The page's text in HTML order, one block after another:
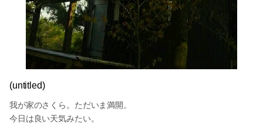
(untitled)
我が家のさくら。ただいま満開。
今日は良い天気みたい。